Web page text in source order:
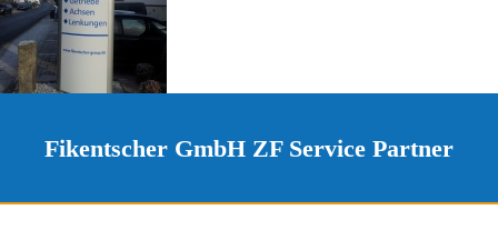
Fikentscher GmbH ZF Service Partner